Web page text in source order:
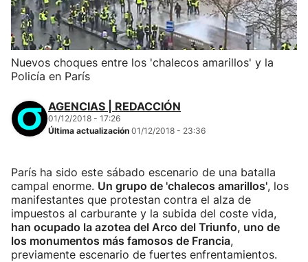
Nuevos choques entre los 'chalecos amarillos' y la
Policía en París
AGENCIAS | REDACCIÓN
01/12/2018 - 17:26
Última actualización 01/12/2018 - 23:36
París ha sido este sábado escenario de una batalla
campal enorme. Un grupo de 'chalecos amarillos', los
manifestantes que protestan contra el alza de
impuestos al carburante y la subida del coste vida,
han ocupado la azotea del Arco del Triunfo, uno de
los monumentos más famosos de Francia,
previamente escenario de fuertes enfrentamientos.